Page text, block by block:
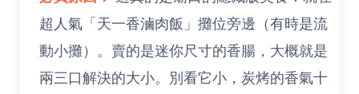
超人氣「天一香滷肉飯」攤位旁邊（有時是流
動小攤）。賣的是迷你尺寸的香腸，大概就是
兩三口解決的大小。別看它小，炭烤的香氣十